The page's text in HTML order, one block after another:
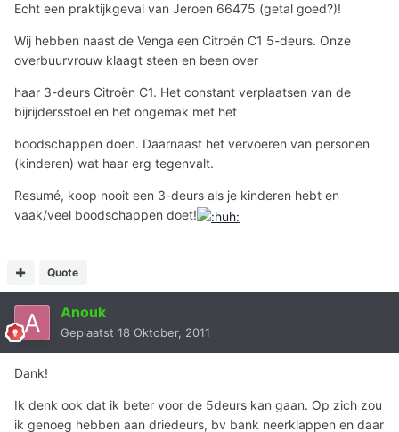
Echt een praktijkgeval van Jeroen 66475 (getal goed?)!
Wij hebben naast de Venga een Citroën C1 5-deurs. Onze
overbuurvrouw klaagt steen en been over
haar 3-deurs Citroën C1. Het constant verplaatsen van de
bijrijdersstoel en het ongemak met het
boodschappen doen. Daarnaast het vervoeren van personen
(kinderen) wat haar erg tegenvalt.
Resumé, koop nooit een 3-deurs als je kinderen hebt en
vaak/veel boodschappen doet!
Quote
Anouk
Geplaatst 18 Oktober, 2011
Dank!
Ik denk ook dat ik beter voor de 5deurs kan gaan. Op zich zou
ik genoeg hebben aan driedeurs, bv bank neerklappen en daar